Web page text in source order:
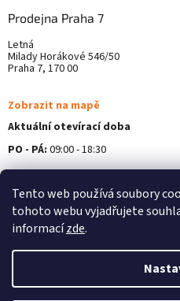
Tento web používá soubory
tohoto webu vyjadřujete
informacízde.
Prodejna Praha 7
Letná
Milady Horákové 546/50
Praha 7, 170 00
Zobrazit na mapě
Aktuální otevírací doba
PO - PÁ: 09:00 - 18:30
Více informací ZDE